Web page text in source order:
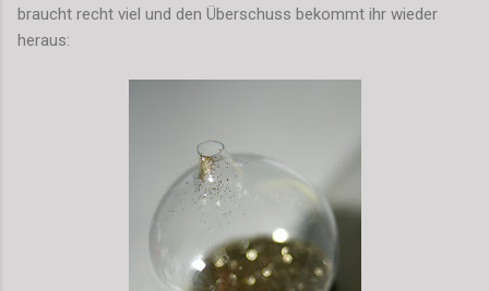
braucht recht viel und den Überschuss bekommt ihr wieder
heraus: